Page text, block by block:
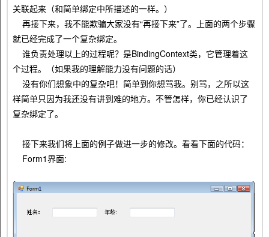
关联起来（和简单绑定中所描述的一样。）
再接下来，我不能欺骗大家没有“再接下来”了。上面的两个步骤
就已经完成了一个复杂绑定。
谁负责处理以上的过程呢？是BindingContext类，它管理着这
个过程。（如果我的理解能力没有问题的话）
没有你们想象中的复杂吧！简单到你想骂我。别骂，之所以这
样简单只因为我还没有讲到难的地方。不管怎样，你已经认识了
复杂绑定了。
接下来我们将上面的例子做进一步的修改。看看下面的代码：
Form1界面: